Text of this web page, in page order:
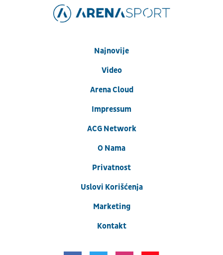
Najnovije
Video
Arena Cloud
Impressum
ACG Network
O Nama
Privatnost
Uslovi Korišćenja
Marketing
Kontakt